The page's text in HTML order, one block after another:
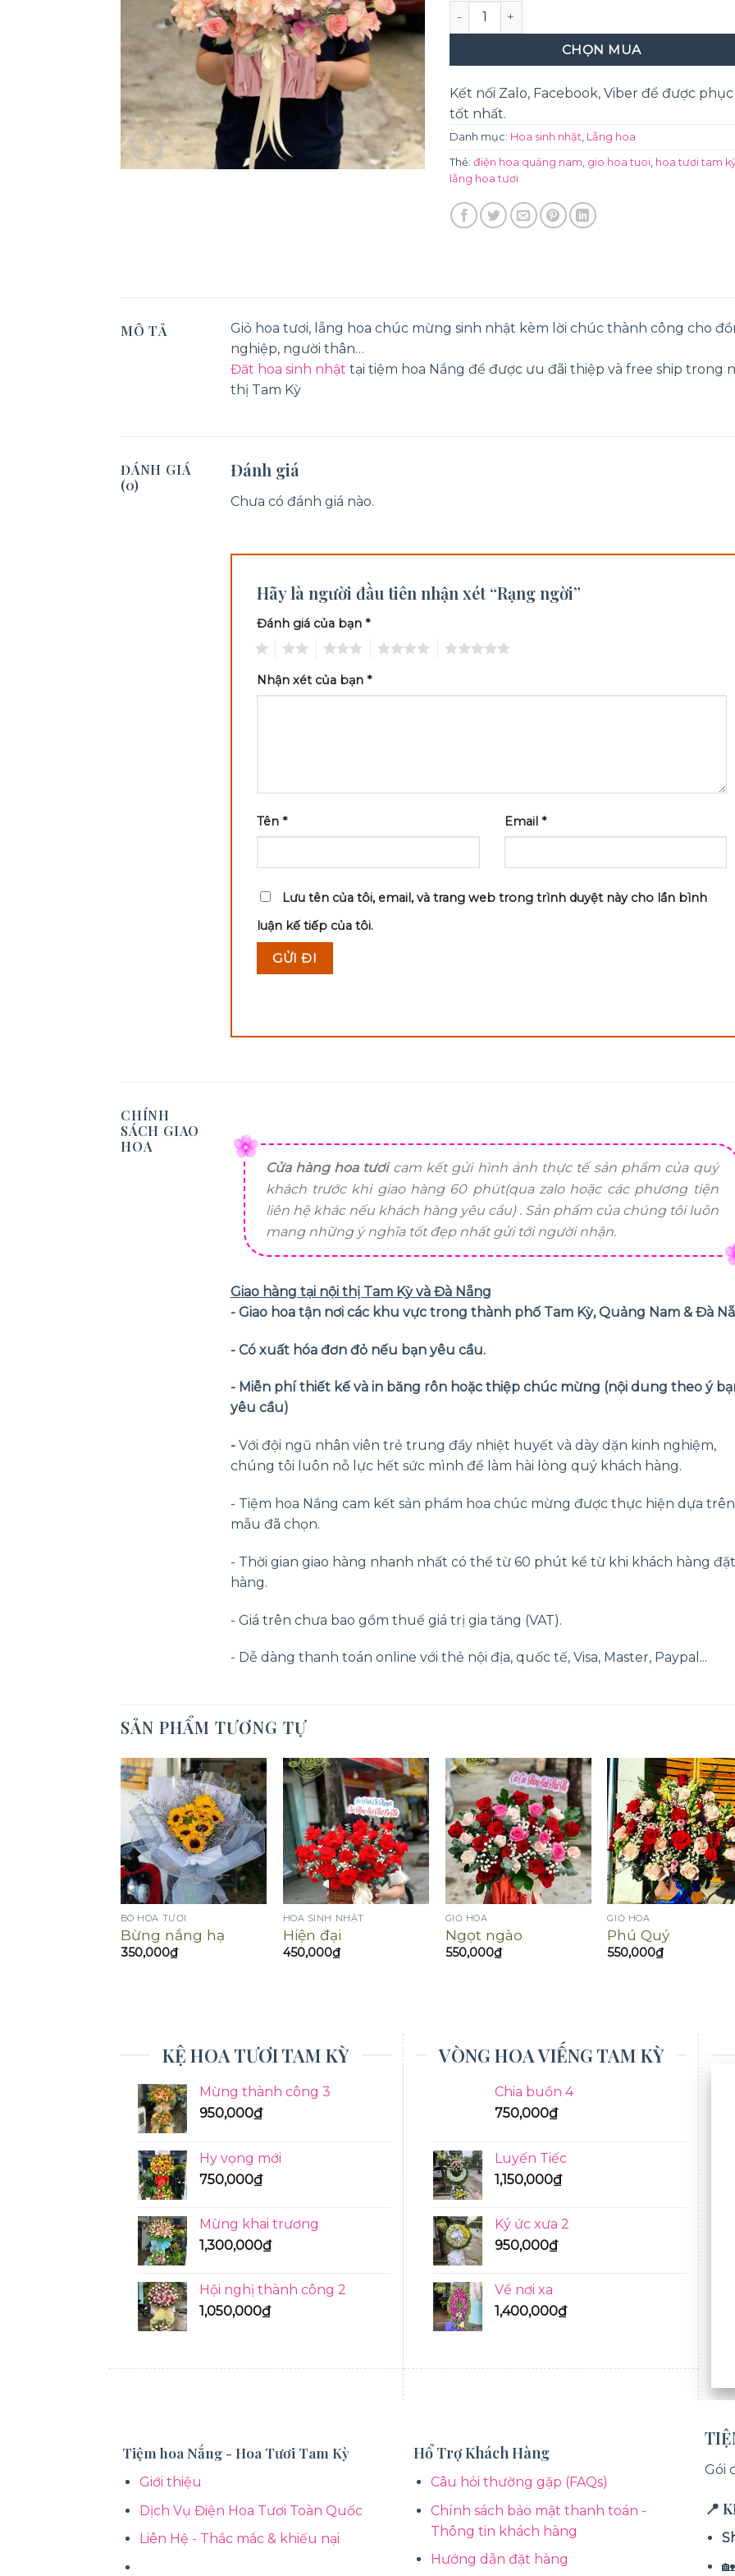
Rạng ngời số lượng
CHỌN MUA
Kết nối Zalo, Facebook, Viber để được
tốt nhất.
Danh mục: Hoa sinh nhật Lẵng hoa
Thẻ: điện hoa quảng nam gio hoa tuoi, hoa tươi tam
lẵng hoa tươi
MÔ TẢ
Giỏ hoa tươi, lẵng hoa chúc mừng sinh nhật kèm lời chúc thành công cho
nghiệp, người thân…
Đăt hoa sinh nhật tại tiệm hoa Nắng để được ưu đãi thiệp và free ship trong
thị Tam Kỳ
ĐÁNH GIÁ
(0)
Đánh giá
Chưa có đánh giá nào.
Hãy là người đầu tiên nhận xét “Rạng ngời”
Đánh giá của bạn *
Nhận xét của bạn *
Tên * Email *
Lưu tên của tôi, email, và trang web trong trình duyệt này cho lần bình
luận kế tiếp của tôi.
CHÍNH
SÁCH GIAO
HOA
Cửa hàng hoa tươicam kết gửi hình ảnh thực tế sản phẩm của quý
khách trước khi giao hàng 60 phút(qua zalo hoặc các phương tiện
liên hệ khác nếu khách hàng yêu cầu) . Sản phẩm của chúng tôi luôn
mang những ý nghĩa tốt đẹp nhất gửi tới người nhận.
Giao hàng tại nội thị Tam Kỳ và Đà Nẵng
- Giao hoa tận nơi các khu vực trong thành phố Tam Kỳ, Quảng Nam & Đà
- Có xuất hóa đơn đỏ nếu bạn yêu cầu.
- Miễn phí thiết kế và in băng rôn hoặc thiệp chúc mừng (nội dung theo ý
yêu cầu)
-Với đội ngũ nhân viên trẻ trung đầy nhiệt huyết và dày dặn kinh nghiệm,
chúng tôi luôn nỗ lực hết sức mình để làm hài lòng quý khách hàng.
- Tiệm hoa Nắng cam kết sản phẩm hoa chúc mừng được thực hiện dựa trên
mẫu đã chọn.
- Thời gian giao hàng nhanh nhất có thể từ 60 phút kể từ khi khách hàng đặt
hàng.
- Giá trên chưa bao gồm thuế giá trị gia tăng (VAT).
- Dễ dàng thanh toán online với thẻ nội địa, quốc tế, Visa, Master, Paypal...
SẢN PHẨM TƯƠNG TỰ
BÓ HOA TƯƠI
Bừng nắng hạ
350,000₫
HOA SINH NHẬT
Hiện đại
450,000₫
GIỎ HOA
Ngọt ngào
550,000₫
GIỎ HOA
Phú Quý
550,000₫
KỆ HOA TƯƠI TAM KỲ
Mừng thành công 3
950,000₫
Hy vọng mới
750,000₫
Mừng khai trương
1,300,000₫
Hội nghị thành công 2
1,050,000₫
VÒNG HOA VIẾNG TAM KỲ
Chia buồn 4
750,000₫
Luyến Tiếc
1,150,000₫
Ký ức xưa 2
950,000₫
Về nơi xa
1,400,000₫
Tiệm hoa Nắng - Hoa Tươi Tam Kỳ
Giới thiệu
Dịch Vụ Điện Hoa Tươi Toàn Quốc
Liên Hệ - Thắc mắc & khiếu nại
Hổ Trợ Khách Hàng
Câu hỏi thường gặp (FAQs)
Chính sách bảo mật thanh toán -
Thông tin khách hàng
Hướng dẫn đặt hàng
Gói
📍